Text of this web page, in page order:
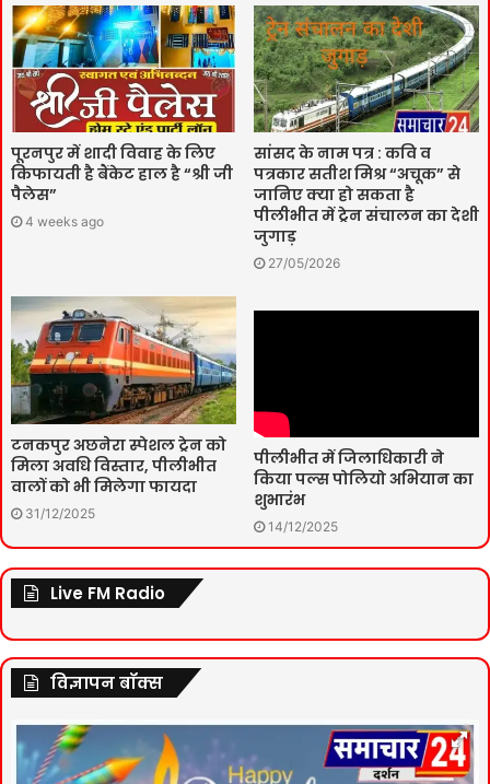
पूरनपुर में शादी विवाह के लिए
किफायती है बैंकेट हाल है “श्री जी
पैलेस”
4 weeks ago
सांसद के नाम पत्र : कवि व
पत्रकार सतीश मिश्र “अचूक” से
जानिए क्या हो सकता है
पीलीभीत में ट्रेन संचालन का देशी
जुगाड़
27/05/2026
टनकपुर अछनेरा स्पेशल ट्रेन को
मिला अवधि विस्तार, पीलीभीत
वालों को भी मिलेगा फायदा
31/12/2025
पीलीभीत में जिलाधिकारी ने
किया पल्स पोलियो अभियान का
शुभारंभ
14/12/2025
Live FM Radio
विज्ञापन बॉक्स